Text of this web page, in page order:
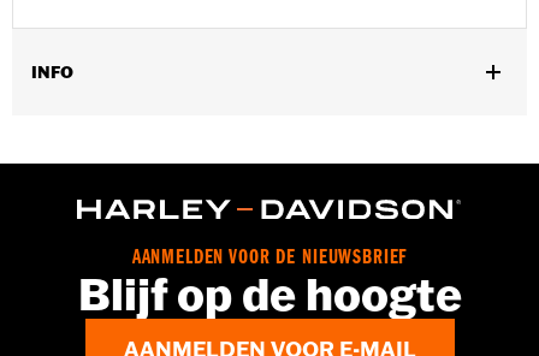
INFO
aangeschaft.
Installatie-instructies
Harley-Davidson Handlebar Installation
Requirements
Basisbreedte:9.84
Basisbreedte maateenheid:Inches
AANMELDEN VOOR DE NIEUWSBRIEF
Blijf op de hoogte
AANMELDEN VOOR E-MAIL